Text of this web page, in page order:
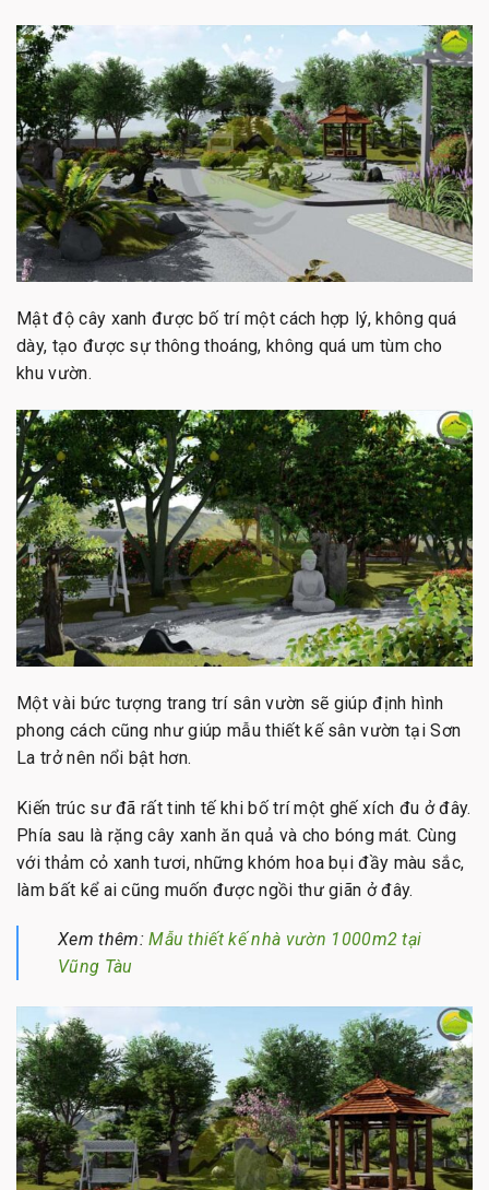
Mật độ cây xanh được bố trí một cách hợp lý, không quá
dày, tạo được sự thông thoáng, không quá um tùm cho
khu vườn.
Một vài bức tượng trang trí sân vườn sẽ giúp định hình
phong cách cũng như giúp mẫu thiết kế sân vườn tại Sơn
La trở nên nổi bật hơn.
Kiến trúc sư đã rất tinh tế khi bố trí một ghế xích đu ở đây.
Phía sau là rặng cây xanh ăn quả và cho bóng mát. Cùng
với thảm cỏ xanh tươi, những khóm hoa bụi đầy màu sắc,
làm bất kể ai cũng muốn được ngồi thư giãn ở đây.
Xem thêm:Mẫu thiết kế nhà vườn 1000m2 tại
Vũng Tàu